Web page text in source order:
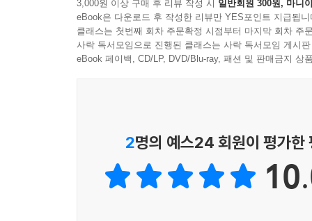
3,000원 이상 구매 후 리뷰 작성 시 일반회원 300원, 마니
eBook은 다운로드 후 작성한 리뷰만 YES포인트 지급됩니
클래스는 첫번째 회차 주문확정 시점부터 마지막 회차 주
사락 독서모임으로 진행된 클래스는 사락 독서모임 게시
eBook 페이백, CD/LP, DVD/Blu-ray, 패션 및 판매금지 상
2명의 예스24 회원이 평가한